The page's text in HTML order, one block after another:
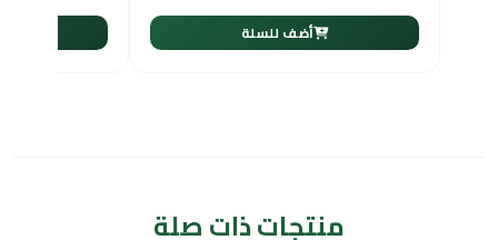
أضف للسلة
منتجات ذات صلة